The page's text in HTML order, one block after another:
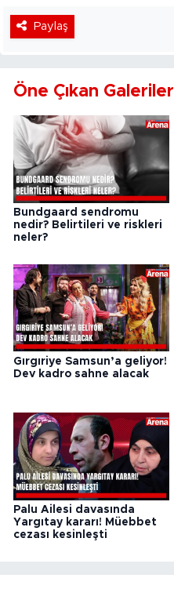
Paylaş
Öne Çıkan Galeriler
Bundgaard sendromu
nedir? Belirtileri ve riskleri
neler?
Gırgıriye Samsun’a geliyor!
Dev kadro sahne alacak
Palu Ailesi davasında
Yargıtay kararı! Müebbet
cezası kesinleşti